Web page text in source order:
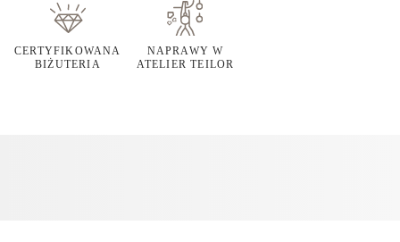
CERTYFIKOWANA
BIŻUTERIA
NAPRAWY W
ATELIER TEILOR